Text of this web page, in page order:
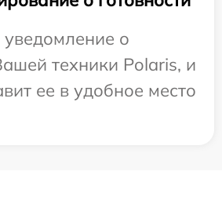
о
техники Polaris, и
ее в удобное место